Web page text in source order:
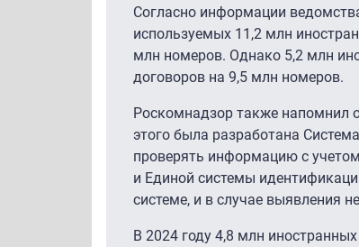
Согласно информации
используемых 11,2 млн
млн номеров. Однако 5,2 млн
договоров на 9,5 млн номеров.
Роскомнадзор также напомнил
этого была разработана
проверять информацию с
и Единой системы
системе, и в случае выявления
В 2024 году 4,8 млн